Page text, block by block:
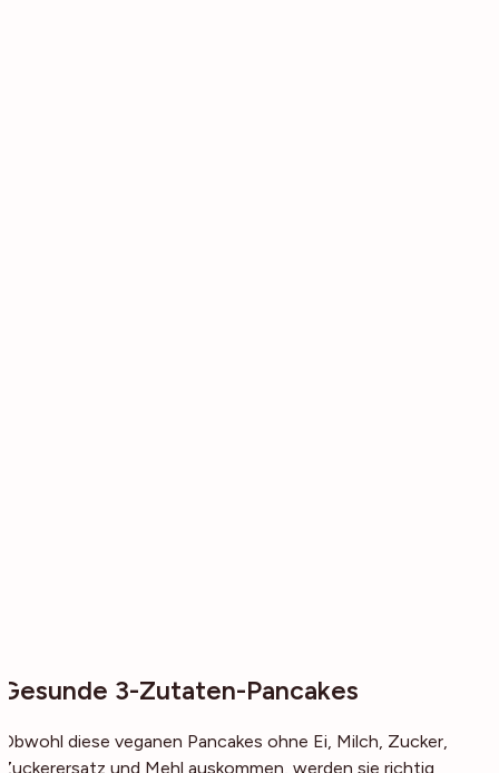
Gesunde 3-Zutaten-Pancakes
Obwohl diese veganen Pancakes ohne Ei, Milch, Zucker,
Zuckerersatz und Mehl auskommen, werden sie richtig